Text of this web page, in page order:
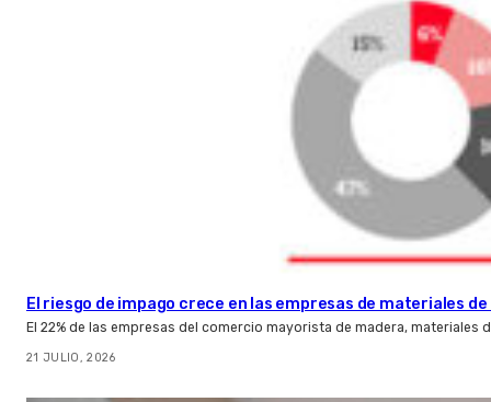
El riesgo de impago crece en las empresas de materiales
El 22% de las empresas del comercio mayorista de madera,
21 JULIO, 2026